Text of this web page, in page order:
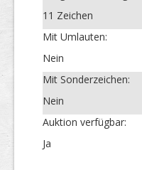
11 Zeichen
Mit Umlauten:
Nein
Mit Sonderzeichen:
Nein
Auktion verfügbar:
Ja